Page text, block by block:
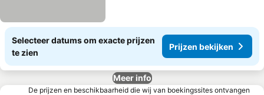
Selecteer datums om exacte prijzen
te zien
Prijzen bekijken
Meer info
De prijzen en beschikbaarheid die wij van boekingssites ontvangen